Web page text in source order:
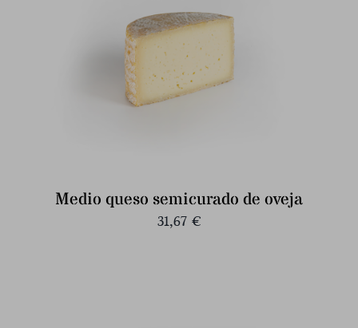
Medio queso semicurado de oveja
31,67 €